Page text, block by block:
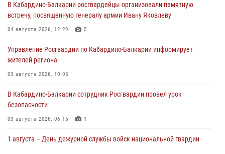
В Кабардино-Балкарии росгвардейцы организовали памятную
встречу, посвященную генералу армии Ивану Яковлеву
04 августа 2026, 12:29 5
Управление Росгвардии по Кабардино-Балкарии информирует
жителей региона
03 августа 2026, 10:05
В Кабардино‑Балкарии сотрудник Росгвардии провел урок
безопасности
03 августа 2026, 06:15 1
1 августа – День дежурной службы войск национальной гвардии